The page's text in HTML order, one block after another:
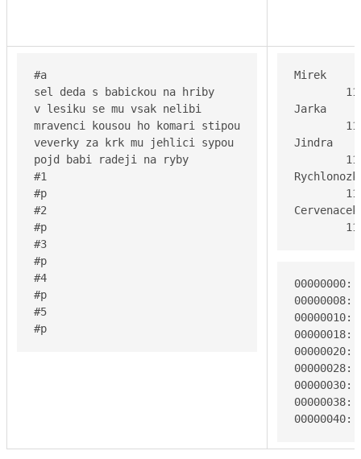
#a
sel deda s babickou na hriby
v lesiku se mu vsak nelibi
mravenci kousou ho komari stipou
veverky za krk mu jehlici sypou
pojd babi radeji na ryby
#1
#p
#2
#p
#3
#p
#4
#p
#5
#p
Mirek
Jarka
Jindra
Cervenacek